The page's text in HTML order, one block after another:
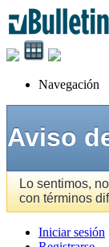
Navegación
Aviso
Lo sentimos,
con términos
Iniciar sesión